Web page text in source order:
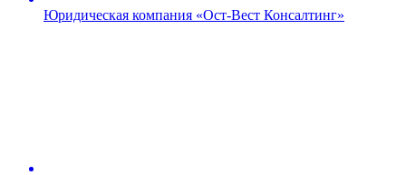
Юридическая компания «Ост-Вест Консалтинг»